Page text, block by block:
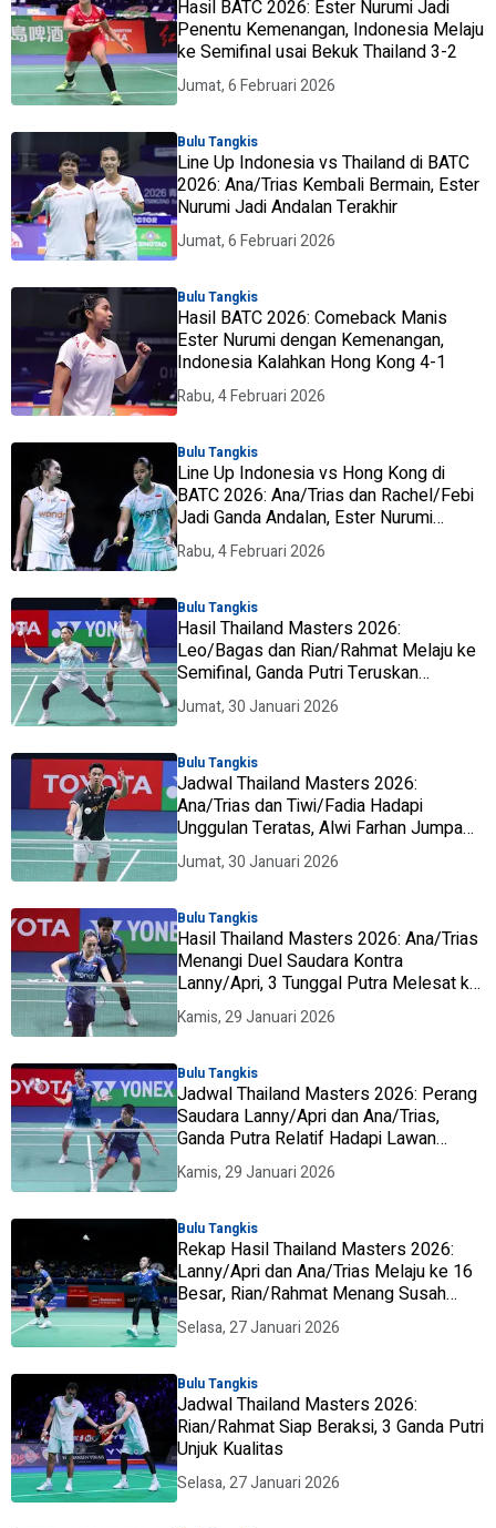
Hasil BATC 2026: Ester Nurumi Jadi
Penentu Kemenangan, Indonesia Melaju
ke Semifinal usai Bekuk Thailand 3-2
Jumat, 6 Februari 2026
Bulu Tangkis
Line Up Indonesia vs Thailand di BATC
2026: Ana/Trias Kembali Bermain, Ester
Nurumi Jadi Andalan Terakhir
Jumat, 6 Februari 2026
Bulu Tangkis
Hasil BATC 2026: Comeback Manis
Ester Nurumi dengan Kemenangan,
Indonesia Kalahkan Hong Kong 4-1
Rabu, 4 Februari 2026
Bulu Tangkis
Line Up Indonesia vs Hong Kong di
BATC 2026: Ana/Trias dan Rachel/Febi
Jadi Ganda Andalan, Ester Nurumi
Kembali Bermain
Rabu, 4 Februari 2026
Bulu Tangkis
Hasil Thailand Masters 2026:
Leo/Bagas dan Rian/Rahmat Melaju ke
Semifinal, Ganda Putri Teruskan
Konsistensi
Jumat, 30 Januari 2026
Bulu Tangkis
Jadwal Thailand Masters 2026:
Ana/Trias dan Tiwi/Fadia Hadapi
Unggulan Teratas, Alwi Farhan Jumpa
Andalan Malaysia
Jumat, 30 Januari 2026
Bulu Tangkis
Hasil Thailand Masters 2026: Ana/Trias
Menangi Duel Saudara Kontra
Lanny/Apri, 3 Tunggal Putra Melesat ke
Perempat Final
Kamis, 29 Januari 2026
Bulu Tangkis
Jadwal Thailand Masters 2026: Perang
Saudara Lanny/Apri dan Ana/Trias,
Ganda Putra Relatif Hadapi Lawan
Mudah
Kamis, 29 Januari 2026
Bulu Tangkis
Rekap Hasil Thailand Masters 2026:
Lanny/Apri dan Ana/Trias Melaju ke 16
Besar, Rian/Rahmat Menang Susah
Payah
Selasa, 27 Januari 2026
Bulu Tangkis
Jadwal Thailand Masters 2026:
Rian/Rahmat Siap Beraksi, 3 Ganda Putri
Unjuk Kualitas
Selasa, 27 Januari 2026